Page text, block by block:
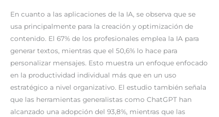
En cuanto a las aplicaciones de la IA, se observa que se
usa principalmente para la creación y optimización de
contenido. El 67% de los profesionales emplea la IA para
generar textos, mientras que el 50,6% lo hace para
personalizar mensajes. Esto muestra un enfoque enfocado
en la productividad individual más que en un uso
estratégico a nivel organizativo. El estudio también señala
que las herramientas generalistas como ChatGPT han
alcanzado una adopción del 93,8%, mientras que las